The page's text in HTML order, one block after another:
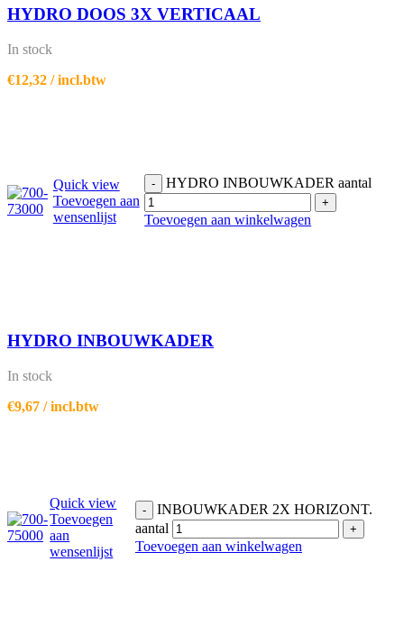
HYDRO DOOS 3X VERTICAAL
In stock
€12,32 / incl.btw
Quick view
Toevoegen aan
wensenlijst
- HYDRO INBOUWKADER aantal
+
Toevoegen aan winkelwagen
HYDRO INBOUWKADER
In stock
€9,67 / incl.btw
Quick view
Toevoegen
aan
wensenlijst
-
INBOUWKADER 2X HORIZONT.
aantal
+
Toevoegen aan winkelwagen